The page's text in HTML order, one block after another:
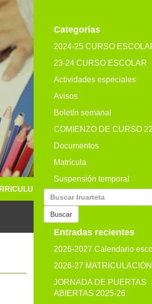
GALERIA
Categorías
2024-25 CURSO
23-24 CURSO ESCOLAR
Actividades especiales
Avisos
Boletín semanal
COMIENZO DE CURSO
Documentos
Matrícula
Suspensión temporal
Buscar
por:
Buscar
Entradas recientes
2026-2027 Calendario
2026-27 MATRICULACIÓN
JORNADA DE PUERTAS
ABIERTAS 2025-26